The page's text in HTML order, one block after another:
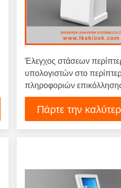
Έλεγχος στάσεων
υπολογιστών στο
πληροφοριών επικόλλησης
με A4 τον εκτυπωτή
Πάρτε την